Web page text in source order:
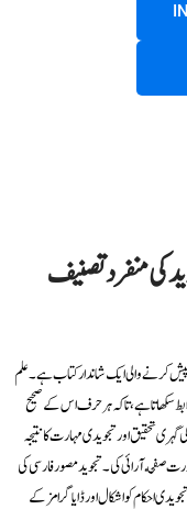
کی منفرد تصنیف
پیش کرنے والی ایک شاندار کتاب ہے۔ علم
سکھاتا ہے، تاکہ ہر حرف اس کے صحیح
تحقیق اور تجویدی مہارت کا نتیجہ
صفحه آرائی کی۔ تجوید مصور فارسی کی
احکام کو اشکال اور ڈایاگرامز کے